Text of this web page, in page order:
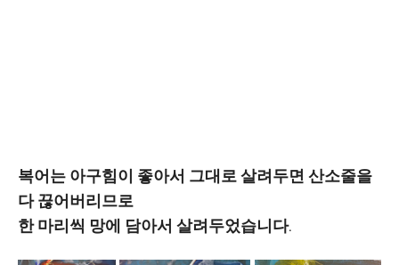
복어는 아구힘이 좋아서 그대로 살려두면 산소줄을
다 끊어버리므로
한 마리씩 망에 담아서 살려두었습니다.